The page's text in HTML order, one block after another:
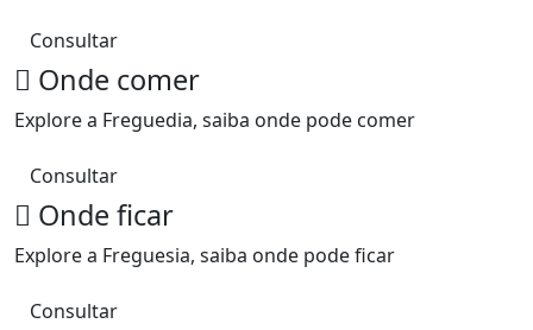
Consultar
Onde comer
Explore a Freguedia, saiba onde pode comer
Consultar
Onde ficar
Explore a Freguesia, saiba onde pode ficar
Consultar